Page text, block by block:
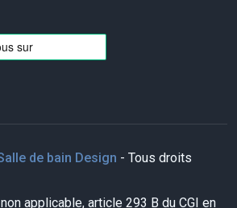
de bain Design - Tous droits
applicable, article 293 B du CGI en